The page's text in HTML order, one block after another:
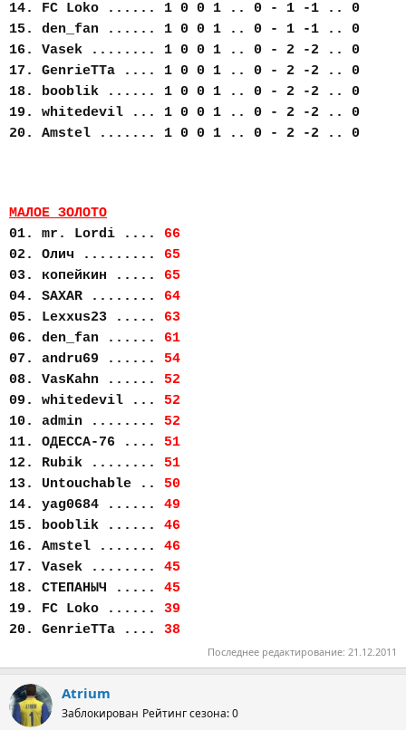
14. FC Loko ...... 1 0 0 1 .. 0 - 1 -1 .. 0
15. den_fan ...... 1 0 0 1 .. 0 - 1 -1 .. 0
16. Vasek ........ 1 0 0 1 .. 0 - 2 -2 .. 0
17. GenrieTTa .... 1 0 0 1 .. 0 - 2 -2 .. 0
18. booblik ...... 1 0 0 1 .. 0 - 2 -2 .. 0
19. whitedevil ... 1 0 0 1 .. 0 - 2 -2 .. 0
20. Amstel ....... 1 0 0 1 .. 0 - 2 -2 .. 0
МАЛОЕ ЗОЛОТО
01. mr. Lordi .... 66
02. Олич ......... 65
03. копейкин ..... 65
04. SAXAR ........ 64
05. Lexxus23 ..... 63
06. den_fan ...... 61
07. andru69 ...... 54
08. VasKahn ...... 52
09. whitedevil ... 52
10. admin ........ 52
11. ОДЕССА-76 .... 51
12. Rubik ........ 51
13. Untouchable .. 50
14. yag0684 ...... 49
15. booblik ...... 46
16. Amstel ....... 46
17. Vasek ........ 45
18. СТЕПАНЫЧ ..... 45
19. FC Loko ...... 39
20. GenrieTTa .... 38
Последнее редактирование: 21.12.2011
Atrium
Заблокирован Рейтинг сезона: 0